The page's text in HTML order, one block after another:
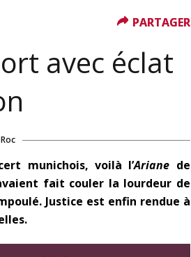
avec éclat
munichois, voilà l’Ariane de
fait couler la lourdeur de
Justice est enfin rendue à
PARTAGER
PARTAGER